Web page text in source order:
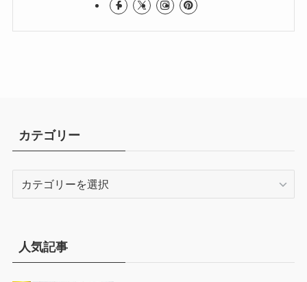
カテゴリー
ー人気記事